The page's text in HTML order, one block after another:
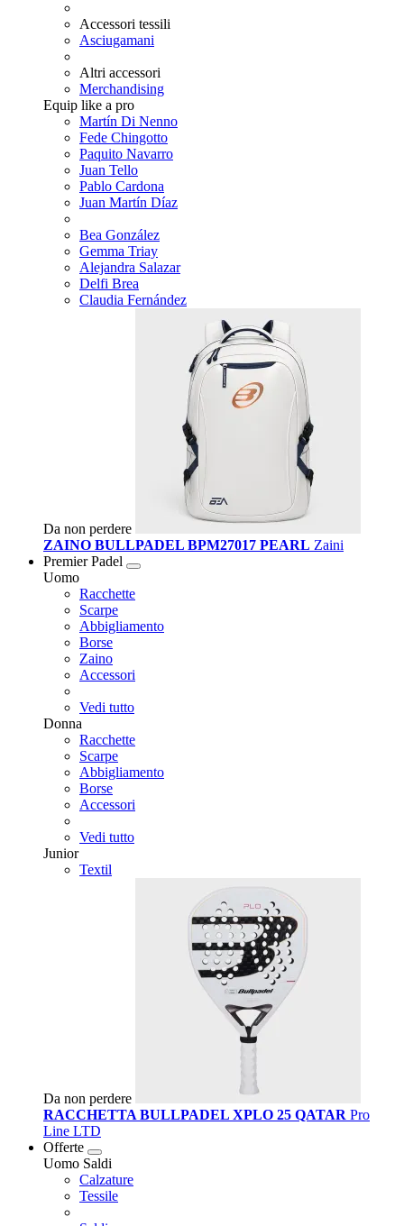
Accessori tessili
Asciugamani
Altri accessori
Merchandising
Equip like a pro
Martín Di Nenno
Fede Chingotto
Paquito Navarro
Juan Tello
Pablo Cardona
Juan Martín Díaz
Bea González
Gemma Triay
Alejandra Salazar
Delfi Brea
Claudia Fernández
Da non perdere
ZAINO BULLPADEL BPM27017 PEARL Zaini
Premier Padel
Uomo
Racchette
Scarpe
Abbigliamento
Borse
Zaino
Accessori
Vedi tutto
Donna
Racchette
Scarpe
Abbigliamento
Borse
Accessori
Vedi tutto
Junior
Textil
Da non perdere
RACCHETTA BULLPADEL XPLO 25 QATAR Pro
Line LTD
Offerte
Uomo Saldi
Calzature
Tessile